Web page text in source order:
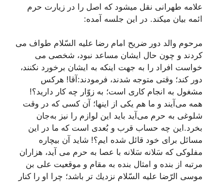
علامه طهرانی نقل میشود که اصل را در زیارت حرم
ائمه بیان میکند. در این جلسه آمده:
مرحوم والد دور ضریح امام رضا علیه السّلام طواف می
كردند و چون حال ایشان مساعد نبود، شخصی می
خواست افراد را به جهت اینكه به ایشان برخورد نكنند،
دور كند؛ وقتی متوجه شدند، فرمودند:آقا! هركس
مشغول به انجام كاری است؛ به زوّار چه كار دارید؟!
همه می‌آیند و ما هم یكی از اینها؛ آن كسی كه در وقت
شلوغی به حرم می‌آید باید این لوازم را نیز به‌جان
بخرد.این چه حساب قرب و بُعدی است كه ما در این
مسائل برای خود قائل شده ایم؟! شاید آن بیچاره
مفلوكی كه سَلانه سَلانه با عصا به حرم می آید، هزاران
مرتبه از بنده و امثال بنده به مقام و موقعیت علی بن
موسی الرّضا علیه السّلام نزدیك تر باشد؛ چرا او را كنار